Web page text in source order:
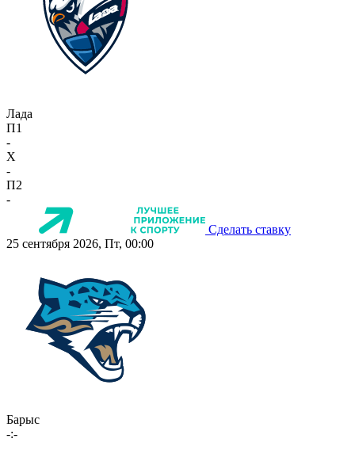
Лада
П1
-
X
-
П2
-
Сделать ставку
25 сентября 2026, Пт, 00:00
Барыс
-:-